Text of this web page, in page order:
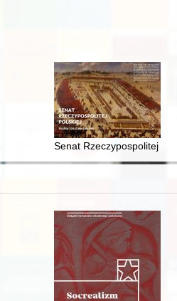
biblijnych i pozabiblijnych
totalitarnych w latach 1923-
Senat Rzeczypospolitej